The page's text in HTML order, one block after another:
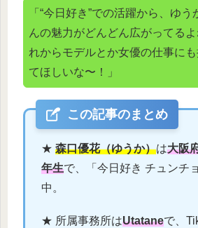
「“今日好き”での活躍から、ゆう
んの魅力がどんどん広がってるよ
れからモデルとか女優の仕事に
てほしいな〜！」
この記事のまとめ
★森口優花（ゆうか）は大阪
年生で、「今日好き チュンチ
中。
★ 所属事務所はUtataneで、